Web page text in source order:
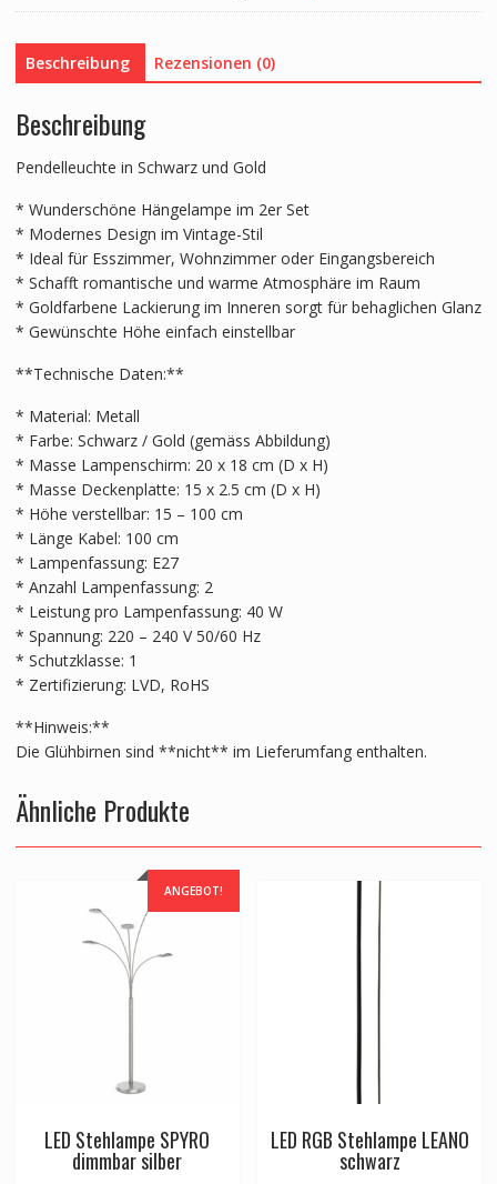
Beschreibung Rezensionen (0)
Beschreibung
Pendelleuchte in Schwarz und Gold
* Wunderschöne Hängelampe im 2er Set
* Modernes Design im Vintage-Stil
* Ideal für Esszimmer, Wohnzimmer oder Eingangsbereich
* Schafft romantische und warme Atmosphäre im Raum
* Goldfarbene Lackierung im Inneren sorgt für behaglichen Glanz
* Gewünschte Höhe einfach einstellbar
**Technische Daten:**
* Material: Metall
* Farbe: Schwarz / Gold (gemäss Abbildung)
* Masse Lampenschirm: 20 x 18 cm (D x H)
* Masse Deckenplatte: 15 x 2.5 cm (D x H)
* Höhe verstellbar: 15 – 100 cm
* Länge Kabel: 100 cm
* Lampenfassung: E27
* Anzahl Lampenfassung: 2
* Leistung pro Lampenfassung: 40 W
* Spannung: 220 – 240 V 50/60 Hz
* Schutzklasse: 1
* Zertifizierung: LVD, RoHS
**Hinweis:**
Die Glühbirnen sind **nicht** im Lieferumfang enthalten.
Ähnliche Produkte
ANGEBOT!
LED Stehlampe SPYRO
dimmbar silber
LED RGB Stehlampe LEANO
schwarz